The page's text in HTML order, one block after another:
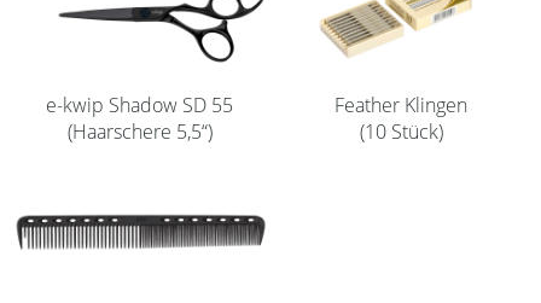
Produktwissen Scheren
Kataloge
e-kwip Shadow SD 55
(Haarschere 5,5“)
Feather Klingen
(10 Stück)